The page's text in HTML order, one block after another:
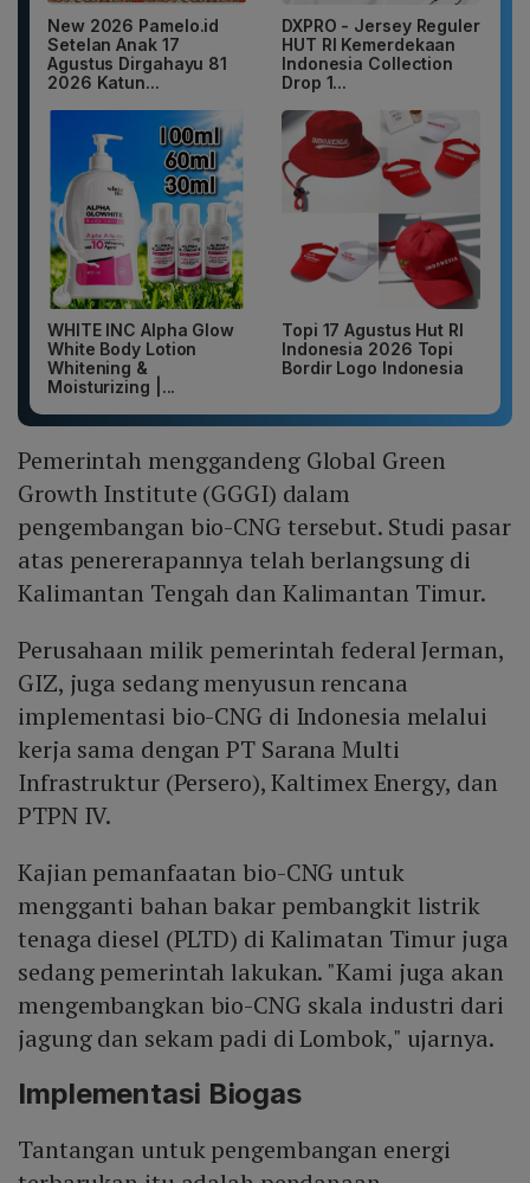
New 2026 Pamelo.id
Setelan Anak 17
Agustus Dirgahayu 81
2026 Katun...
DXPRO - Jersey Reguler
HUT RI Kemerdekaan
Indonesia Collection
Drop 1...
WHITE INC Alpha Glow
White Body Lotion
Whitening &
Moisturizing |...
Topi 17 Agustus Hut RI
Indonesia 2026 Topi
Bordir Logo Indonesia
Pemerintah menggandeng Global Green
Growth Institute (GGGI) dalam
pengembangan bio-CNG tersebut. Studi pasar
atas penererapannya telah berlangsung di
Kalimantan Tengah dan Kalimantan Timur.
Perusahaan milik pemerintah federal Jerman,
GIZ, juga sedang menyusun rencana
implementasi bio-CNG di Indonesia melalui
kerja sama dengan PT Sarana Multi
Infrastruktur (Persero), Kaltimex Energy, dan
PTPN IV.
Kajian pemanfaatan bio-CNG untuk
mengganti bahan bakar pembangkit listrik
tenaga diesel (PLTD) di Kalimatan Timur juga
sedang pemerintah lakukan. "Kami juga akan
mengembangkan bio-CNG skala industri dari
jagung dan sekam padi di Lombok," ujarnya.
Implementasi Biogas
Tantangan untuk pengembangan energi